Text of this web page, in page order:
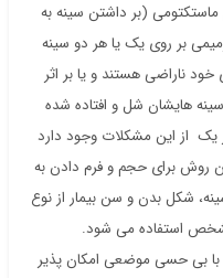
(بر داشتن سینه به
بر روی یک یا هر دو سینه
خود ناراضی هستند و یا بر اثر
هایشان شل و افتاده شده
یک از این مشکلات وجود دارد
روش برای حجم و فرم دادن به
شکل بدن و سن بیمار از نوع
استفاده می شود.
بی حسی موضعی امکان پذیر